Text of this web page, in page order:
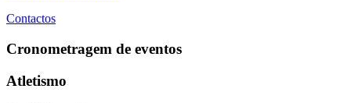
Contactos
Cronometragem de eventos
Atletismo